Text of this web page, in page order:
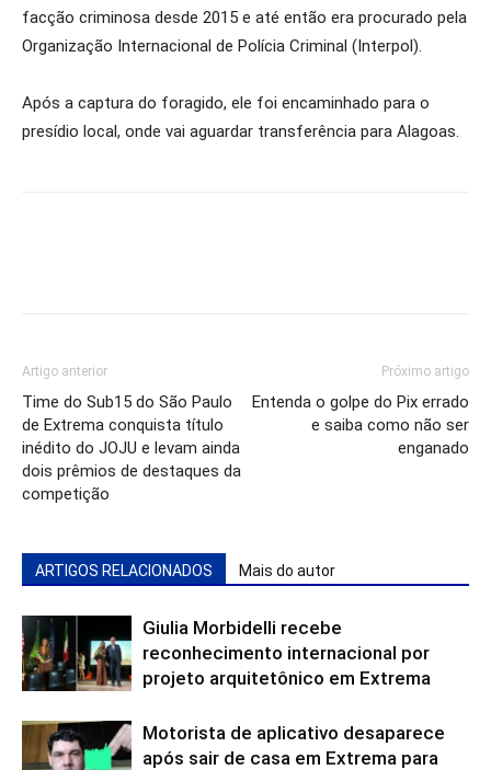
facção criminosa desde 2015 e até então era procurado pela
Organização Internacional de Polícia Criminal (Interpol).
Após a captura do foragido, ele foi encaminhado para o
presídio local, onde vai aguardar transferência para Alagoas.
Artigo anterior
Time do Sub15 do São Paulo
de Extrema conquista título
inédito do JOJU e levam ainda
dois prêmios de destaques da
competição
Próximo artigo
Entenda o golpe do Pix errado
e saiba como não ser
enganado
ARTIGOS RELACIONADOS Mais do autor
Giulia Morbidelli recebe
reconhecimento internacional por
projeto arquitetônico em Extrema
Motorista de aplicativo desaparece
após sair de casa em Extrema para